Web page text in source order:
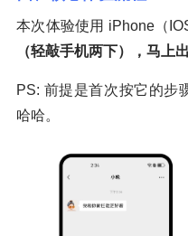
本次体验使用 iPhone（
（轻敲手机两下），马上
PS: 前提是首次按它的步
哈哈。